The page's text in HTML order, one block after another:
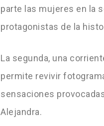
parte las mujeres en la
protagonistas de la
La segunda, una
permite revivir
sensaciones
Alejandra.